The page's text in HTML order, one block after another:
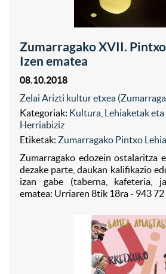
Zumarragako XVII.
Izen ematea
08.10.2018
Zelai Arizti kultur etxea
Kategoriak: Kultura Lehiaketak
Herriabiziz
Etiketak: Zumarragako Pintxo
Zumarragako edozein ostalaritza
dezake parte, daukan kalifikazio
izan gabe (taberna, kafeteria,
ematea: Urriaren 8tik 18ra - 943 72